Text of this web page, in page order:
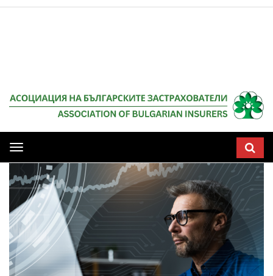
Мобилна
навигация